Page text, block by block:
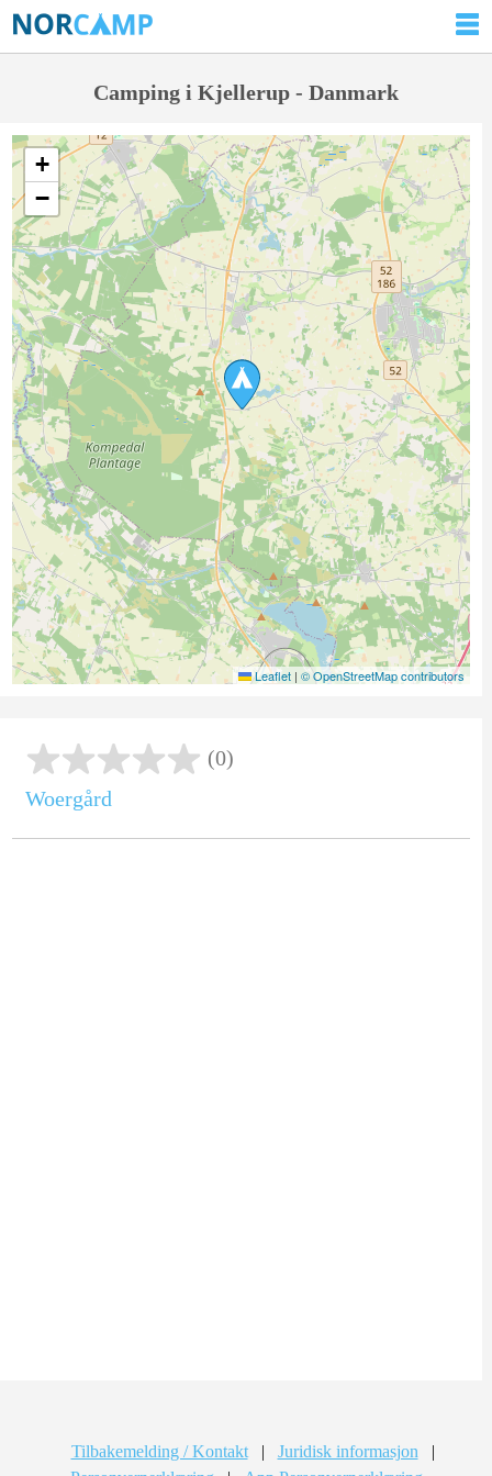
Camping i Kjellerup - Danmark
+
−
Leaflet | © OpenStreetMap contributors
(0)
Woergård
Tilbakemelding / Kontakt | Juridisk informasjon
|